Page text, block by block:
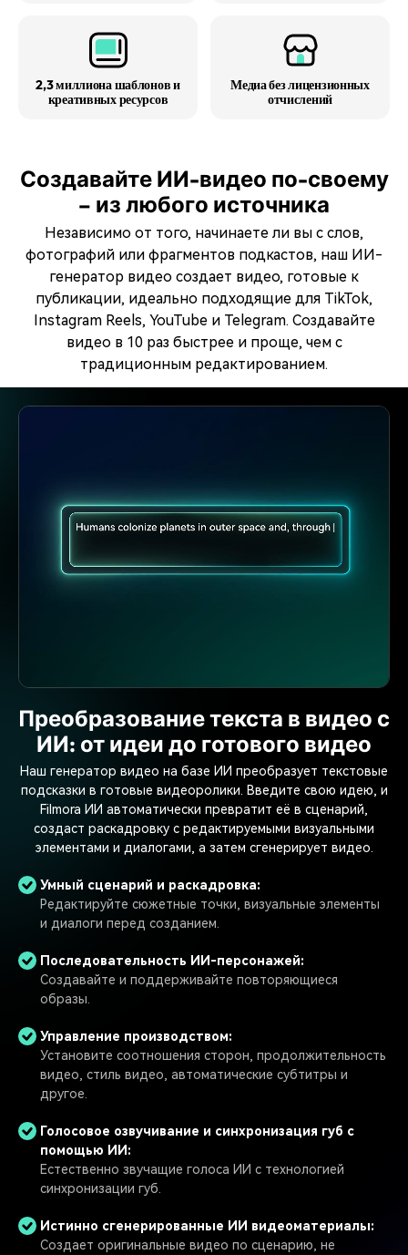
2,3 миллиона шаблонов и
креативных ресурсов
Медиа без лицензионных
отчислений
Создавайте ИИ-видео по-своему
– из любого источника
Независимо от того, начинаете ли вы с слов,
фотографий или фрагментов подкастов, наш ИИ-
генератор видео создает видео, готовые к
публикации, идеально подходящие для TikTok,
Instagram Reels, YouTube и Telegram. Создавайте
видео в 10 раз быстрее и проще, чем с
традиционным редактированием.
Преобразование текста в видео с
ИИ: от идеи до готового видео
Наш генератор видео на базе ИИ преобразует текстовые
подсказки в готовые видеоролики. Введите свою идею, и
Filmora ИИ автоматически превратит её в сценарий,
создаст раскадровку с редактируемыми визуальными
элементами и диалогами, а затем сгенерирует видео.
Умный сценарий и раскадровка:
Редактируйте сюжетные точки, визуальные элементы
и диалоги перед созданием.
Последовательность ИИ-персонажей:
Создавайте и поддерживайте повторяющиеся
образы.
Управление производством:
Установите соотношения сторон, продолжительность
видео, стиль видео, автоматические субтитры и
другое.
Голосовое озвучивание и синхронизация губ с
помощью ИИ:
Естественно звучащие голоса ИИ с технологией
синхронизации губ.
Истинно сгенерированные ИИ видеоматериалы:
Создает оригинальные видео по сценарию, не